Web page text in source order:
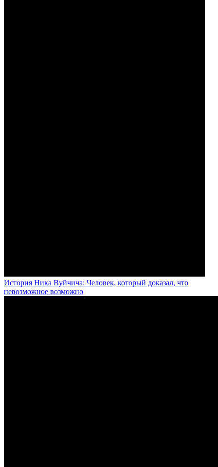
История Ника Вуйчича: Человек, который доказал, что
невозможное возможно